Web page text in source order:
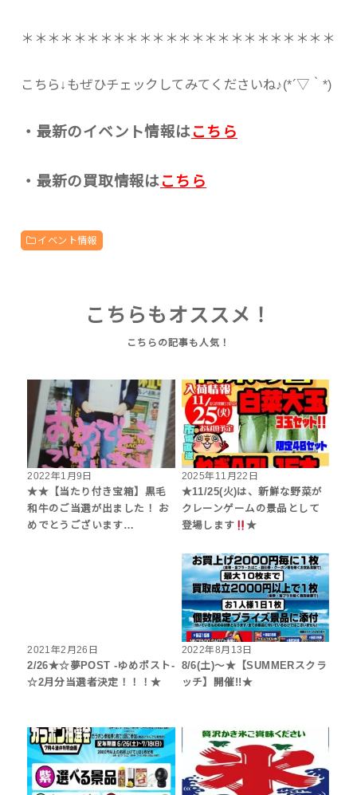
＊＊＊＊＊＊＊＊＊＊＊＊＊＊＊＊＊＊＊＊＊＊＊＊
こちら↓もぜひチェックしてみてくださいね♪(*´▽｀*)
・最新のイベント情報はこちら
・最新の買取情報はこちら
イベント情報
こちらもオススメ！
2022年1月9日
★★【当たり付き宝箱】黒毛
和牛のご当選が出ました！ お
めでとうございます…
2025年11月22日
★11/25(火)は、新鮮な野菜が
クレーンゲームの景品として
登場します
★
2021年2月26日
2/26★☆夢POST -ゆめポスト-
☆2月分当選者決定！！！★
2022年8月13日
8/6(土)～★【SUMMERスクラ
ッチ】開催!!★